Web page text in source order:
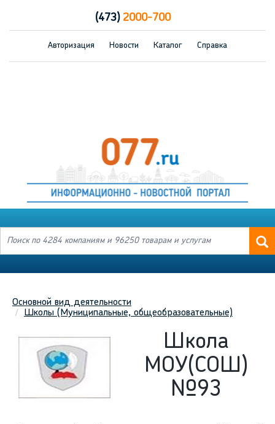
(473)2000-700
Авторизация Новости Каталог Справка
Основной вид деятельности
Школы (Муниципальные, общеобразовательные)
Школа
МОУ(СОШ)
№93